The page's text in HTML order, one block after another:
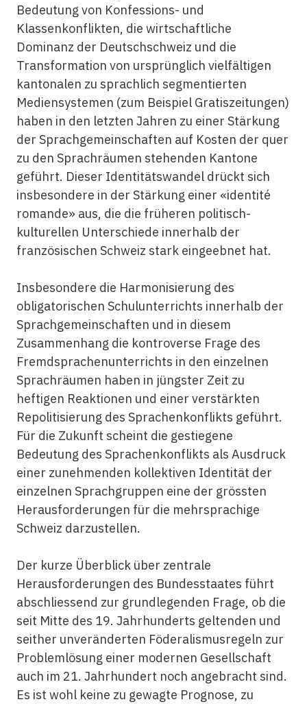
Bedeutung von Konfessions- und
Klassenkonflikten, die wirtschaftliche
Dominanz der Deutschschweiz und die
Transformation von ursprünglich vielfältigen
kantonalen zu sprachlich segmentierten
Mediensystemen (zum Beispiel Gratiszeitungen)
haben in den letzten Jahren zu einer Stärkung
der Sprachgemeinschaften auf Kosten der quer
zu den Sprachräumen stehenden Kantone
geführt. Dieser Identitätswandel drückt sich
insbesondere in der Stärkung einer «identité
romande» aus, die die früheren politisch-
kulturellen Unterschiede innerhalb der
französischen Schweiz stark eingeebnet hat.
Insbesondere die Harmonisierung des
obligatorischen Schulunterrichts innerhalb der
Sprachgemeinschaften und in diesem
Zusammenhang die kontroverse Frage des
Fremdsprachenunterrichts in den einzelnen
Sprachräumen haben in jüngster Zeit zu
heftigen Reaktionen und einer verstärkten
Repolitisierung des Sprachenkonflikts geführt.
Für die Zukunft scheint die gestiegene
Bedeutung des Sprachenkonflikts als Ausdruck
einer zunehmenden kollektiven Identität der
einzelnen Sprachgruppen eine der grössten
Herausforderungen für die mehrsprachige
Schweiz darzustellen.
Der kurze Überblick über zentrale
Herausforderungen des Bundesstaates führt
abschliessend zur grundlegenden Frage, ob die
seit Mitte des 19. Jahrhunderts geltenden und
seither unveränderten Föderalismusregeln zur
Problemlösung einer modernen Gesellschaft
auch im 21. Jahrhundert noch angebracht sind.
Es ist wohl keine zu gewagte Prognose, zu